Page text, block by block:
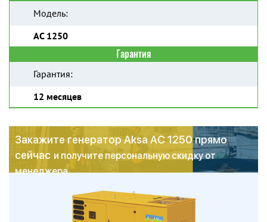
Модель:
AC 1250
Гарантия
Гарантия:
12 месяцев
Закажите генератор Aksa AC 1250 прямо
сейчас и получите персональную скидку от
менеджера